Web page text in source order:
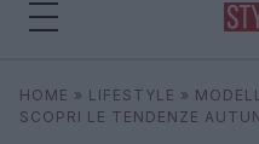
Cerca
HOME » LIFESTYLE »
SCOPRI LE TENDENZE